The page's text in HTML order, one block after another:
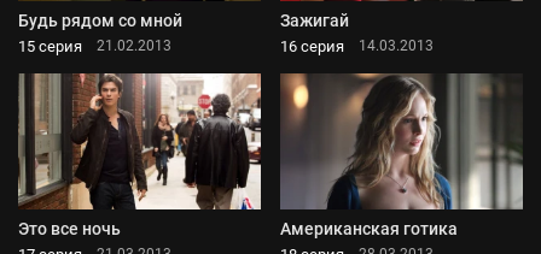
Будь рядом со мной
15 серия 21.02.2013
Зажигай
16 серия 14.03.2013
Это все ночь Американская готика